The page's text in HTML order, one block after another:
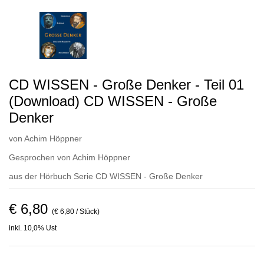
CD WISSEN - Große Denker - Teil 01
(Download) CD WISSEN - Große
Denker
von Achim Höppner
Gesprochen von Achim Höppner
aus der Hörbuch Serie CD WISSEN - Große Denker
€ 6,80 (€ 6,80 / Stück)
inkl. 10,0% Ust